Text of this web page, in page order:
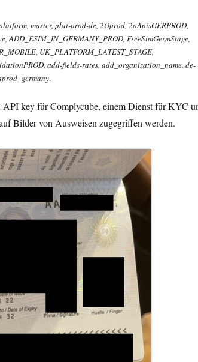
master​, plat-prod-de​, 2Oprod​, 2oApisGERPROD​,
ADD_ESIM_IN_GERMANY_PROD​, FreeSimGermStage​,
UK_PLATFORM_LATEST_STAGE​,
add-fields-rates​, add_organization_name​, de-
.
API key für Complycube, einem Dienst für KYC
Bilder von Ausweisen zugegriffen werden.